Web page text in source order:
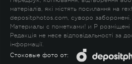
матеріалів, які містять посилання на
depositphotos.com, суворо заборонені.
Материалы с пометками! и P
Редакція не несе відповідальності за
інформації.
Стоковые фото от: